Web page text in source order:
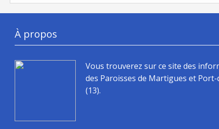
À propos
Vous trouverez sur ce site des
des Paroisses de Martigues et
(13).